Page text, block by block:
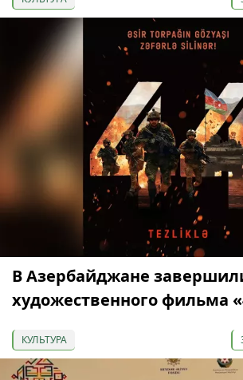
В Азербайджане
художественного фильма
КУЛЬТУРА